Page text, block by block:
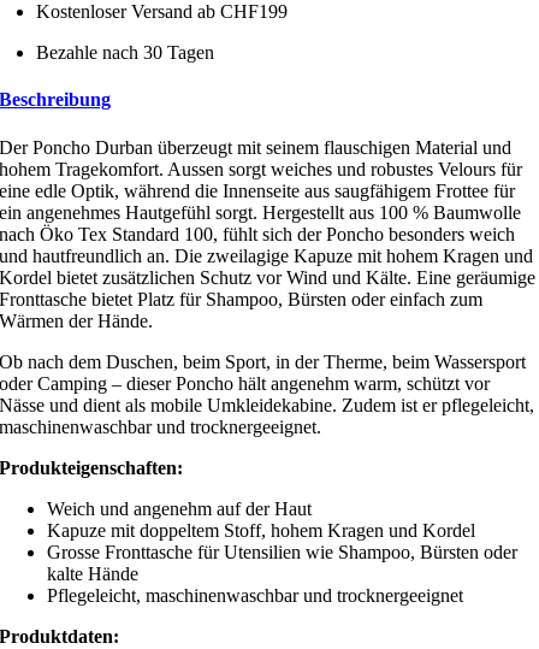
Kostenloser Versand ab CHF199
Bezahle nach 30 Tagen
Beschreibung
Der Poncho Durban überzeugt mit seinem flauschigen Material und
hohem Tragekomfort. Aussen sorgt weiches und robustes Velours für
eine edle Optik, während die Innenseite aus saugfähigem Frottee für
ein angenehmes Hautgefühl sorgt. Hergestellt aus 100 % Baumwolle
nach Öko Tex Standard 100, fühlt sich der Poncho besonders weich
und hautfreundlich an. Die zweilagige Kapuze mit hohem Kragen und
Kordel bietet zusätzlichen Schutz vor Wind und Kälte. Eine geräumige
Fronttasche bietet Platz für Shampoo, Bürsten oder einfach zum
Wärmen der Hände.
Ob nach dem Duschen, beim Sport, in der Therme, beim Wassersport
oder Camping – dieser Poncho hält angenehm warm, schützt vor
Nässe und dient als mobile Umkleidekabine. Zudem ist er pflegeleicht,
maschinenwaschbar und trocknergeeignet.
Produkteigenschaften:
Weich und angenehm auf der Haut
Kapuze mit doppeltem Stoff, hohem Kragen und Kordel
Grosse Fronttasche für Utensilien wie Shampoo, Bürsten oder
kalte Hände
Pflegeleicht, maschinenwaschbar und trocknergeeignet
Produktdaten: